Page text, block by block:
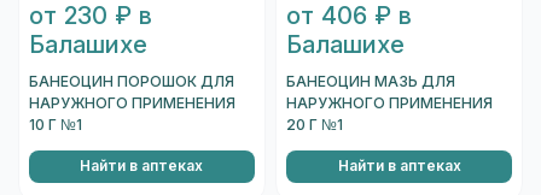
от 230 ₽ в
Балашихе
БАНЕОЦИН ПОРОШОК ДЛЯ
НАРУЖНОГО ПРИМЕНЕНИЯ
10 Г №1
Найти в аптеках
от 406 ₽ в
Балашихе
БАНЕОЦИН МАЗЬ ДЛЯ
НАРУЖНОГО ПРИМЕНЕНИЯ
20 Г №1
Найти в аптеках